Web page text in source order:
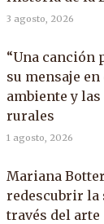
3 agosto, 2026
“Una canción
su mensaje en
ambiente y
rurales
1 agosto, 2026
Mariana
redescubrir la
través del arte